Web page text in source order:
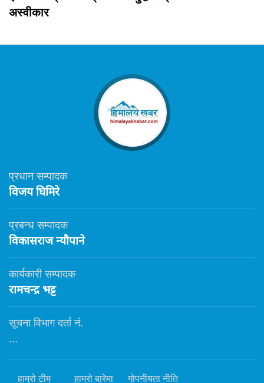
अस्वीकार
प्रधान सम्पादक
विजय घिमिरे
प्रबन्ध सम्पादक
विकासराज न्यौपाने
कार्यकारी सम्पादक
रामचन्द्र भट्ट
सूचना विभाग दर्ता नं.
...
हाम्रो टीम हाम्रो बारेमा गोपनीयता नीति